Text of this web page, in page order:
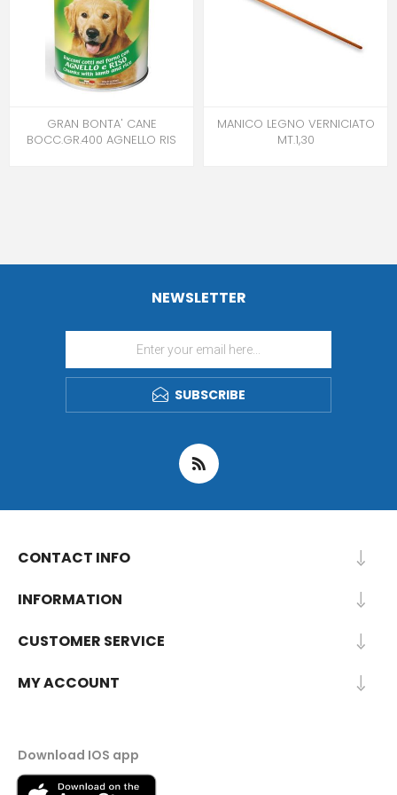
GRAN BONTA' CANE
BOCC.GR.400 AGNELLO RIS
MANICO LEGNO VERNICIATO
MT.1,30
NEWSLETTER
SUBSCRIBE
CONTACT INFO
INFORMATION
CUSTOMER SERVICE
MY ACCOUNT
Download IOS app